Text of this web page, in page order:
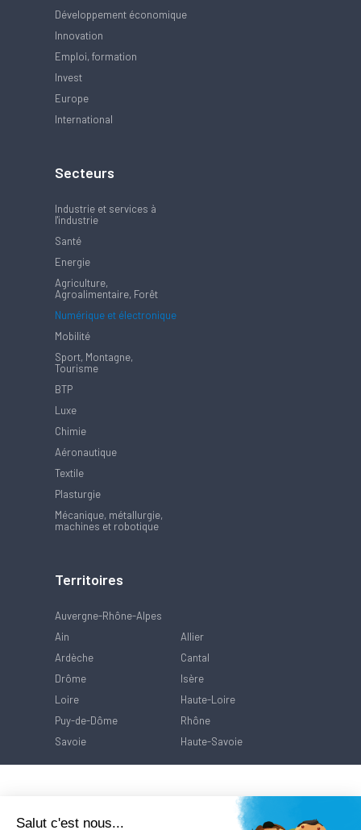
Développement économique
Innovation
Emploi, formation
Invest
Europe
International
Secteurs
Industrie et services à
l'industrie
Santé
Energie
Agriculture,
Agroalimentaire, Forêt
Numérique et électronique
Mobilité
Sport, Montagne,
Tourisme
BTP
Luxe
Chimie
Aéronautique
Textile
Plasturgie
Mécanique, métallurgie,
machines et robotique
Territoires
Auvergne-Rhône-Alpes
Ain
Allier
Ardèche
Cantal
Drôme
Isère
Loire
Haute-Loire
Puy-de-Dôme
Rhône
Savoie
Haute-Savoie
Salut c'est nous...